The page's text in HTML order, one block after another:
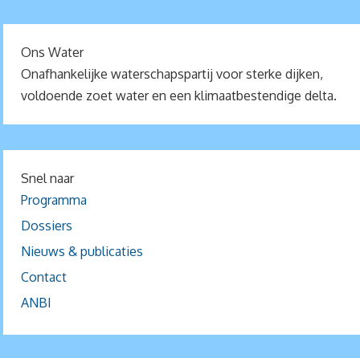
Ons Water
Onafhankelijke waterschapspartij voor sterke dijken,
voldoende zoet water en een klimaatbestendige delta.
Snel naar
Programma
Dossiers
Nieuws & publicaties
Contact
ANBI